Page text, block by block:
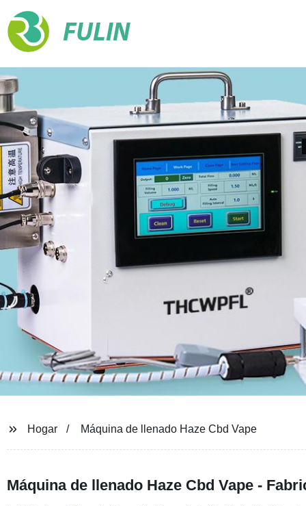
FULIN
Hogar Máquina de llenado Haze Cbd Vape
Máquina de llenado Haze Cbd Vape -